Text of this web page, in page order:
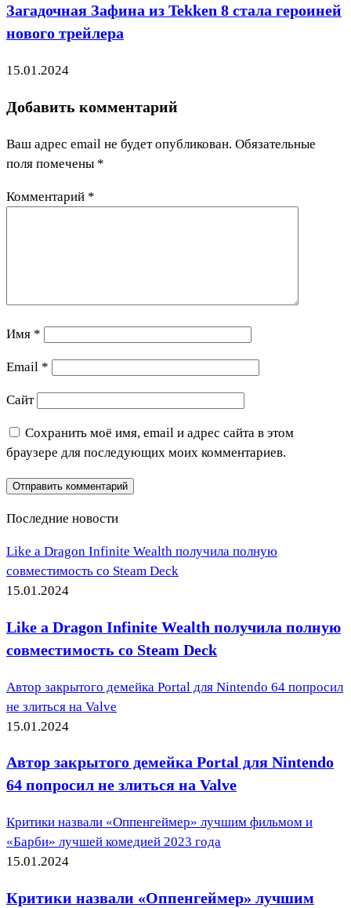
Загадочная Зафина из Tekken 8 стала героиней
нового трейлера
15.01.2024
Добавить комментарий
Ваш адрес email не будет опубликован. Обязательные
поля помечены *
Комментарий *
Имя *
Email *
Сайт
Сохранить моё имя, email и адрес сайта в этом
браузере для последующих моих комментариев.
Последние новости
Like a Dragon Infinite Wealth получила полную
совместимость со Steam Deck
15.01.2024
Like a Dragon Infinite Wealth получила полную
совместимость со Steam Deck
Автор закрытого демейка Portal для Nintendo 64 попросил
не злиться на Valve
15.01.2024
Автор закрытого демейка Portal для Nintendo
64 попросил не злиться на Valve
Критики назвали «Оппенгеймер» лучшим фильмом и
«Барби» лучшей комедией 2023 года
15.01.2024
Критики назвали «Оппенгеймер» лучшим